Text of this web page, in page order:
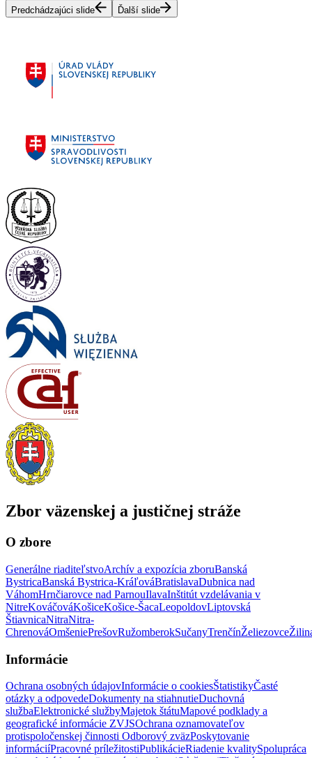
Predchádzajúci slide Ďalší slide
Zbor väzenskej a justičnej stráže
O zbore
Generálne riaditeľstvoArchív a expozícia zboruBanská
BystricaBanská Bystrica-KráľováBratislavaDubnica nad
VáhomHrnčiarovce nad ParnouIlavaInštitút vzdelávania v
NitreKováčováKošiceKošice-ŠacaLeopoldovLiptovská
ŠtiavnicaNitraNitra-
ChrenováOmšeniePrešovRužomberokSučanyTrenčínŽeliezovce
Informácie
Ochrana osobných údajovInformácie o cookiesŠtatistikyČasté
otázky a odpovedeDokumenty na stiahnutieDuchovná
službaElektronické službyMajetok štátuMapové podklady a
geografické informácie ZVJSOchrana oznamovateľov
protispoločenskej činnosti Odborový zväzPoskytovanie
informáciíPracovné príležitostiPublikácieRiadenie kvalitySpolupráca